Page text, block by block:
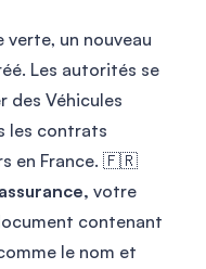
verte, un nouveau
Les autorités se
des Véhicules
les contrats
en France. 🇫🇷
votre
contenant
le nom et